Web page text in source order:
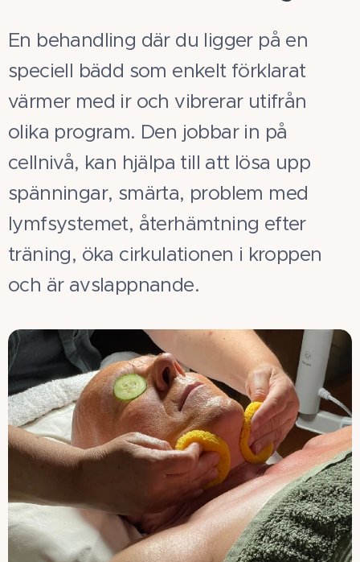
En behandling där du ligger på en
speciell bädd som enkelt förklarat
värmer med ir och vibrerar utifrån
olika program. Den jobbar in på
cellnivå, kan hjälpa till att lösa upp
spänningar, smärta, problem med
lymfsystemet, återhämtning efter
träning, öka cirkulationen i kroppen
och är avslappnande.